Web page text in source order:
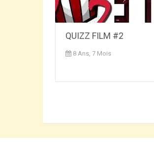
QUIZZ FILM #2
8 Ans, 7 Mois